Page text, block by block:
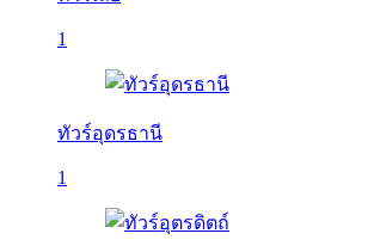
1
ทัวร์อุดรธานี
1